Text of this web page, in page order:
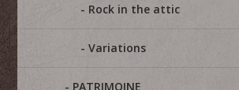
Rock in the attic
Variations
PATRIMOINE